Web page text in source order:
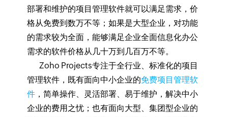
部署和维护的项目管理软件就可以满足需求，价
格从免费到数万不等；如果是大型企业，对功能
的需求较为全面，能够满足企业全面信息化办公
需求的软件价格从几十万到几百万不等。
Zoho Projects专注于全行业、标准化的项目
管理软件，既有面向中小企业的免费项目管理软
件，简单操作、灵活部署、易于维护，解决中小
企业的费用之忧；也有面向大型、集团型企业的